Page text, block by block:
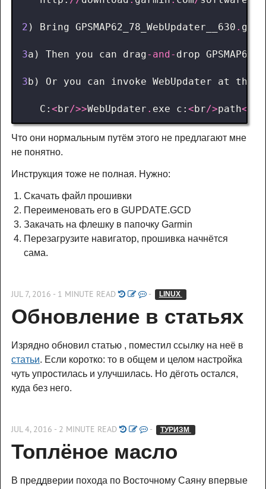
2 ) Bring GPSMAP62_78_WebUpdater__630 . gcd
3a ) Then you can drag- and - drop
3 b ) Or you can invoke WebUpdater at the
C : < br/>>WebUpdater . exe c : < br/>path<
Что они нормальным путём этого не предлагают мне
не понятно.
Инструкция тоже не полная. Нужно:
Скачать файл прошивки
Переименовать его в GUPDATE.GCD
Закачать на флешку в папочку Garmin
Перезагрузите навигатор, прошивка начнётся
сама.
JUL 7, 2016 - 1 MINUTE READ - LINUX
Обновление в статьях
Изрядно обновил статью , поместил ссылку на неё в
статьи. Если коротко: то в общем и целом настройка
чуть упростилась и улучшилась. Но дёготь остался,
куда без него.
JUL 4, 2016 - 2 MINUTE READ - ТУРИЗМ
Топлёное масло
В преддверии похода по Восточному Саяну впервые